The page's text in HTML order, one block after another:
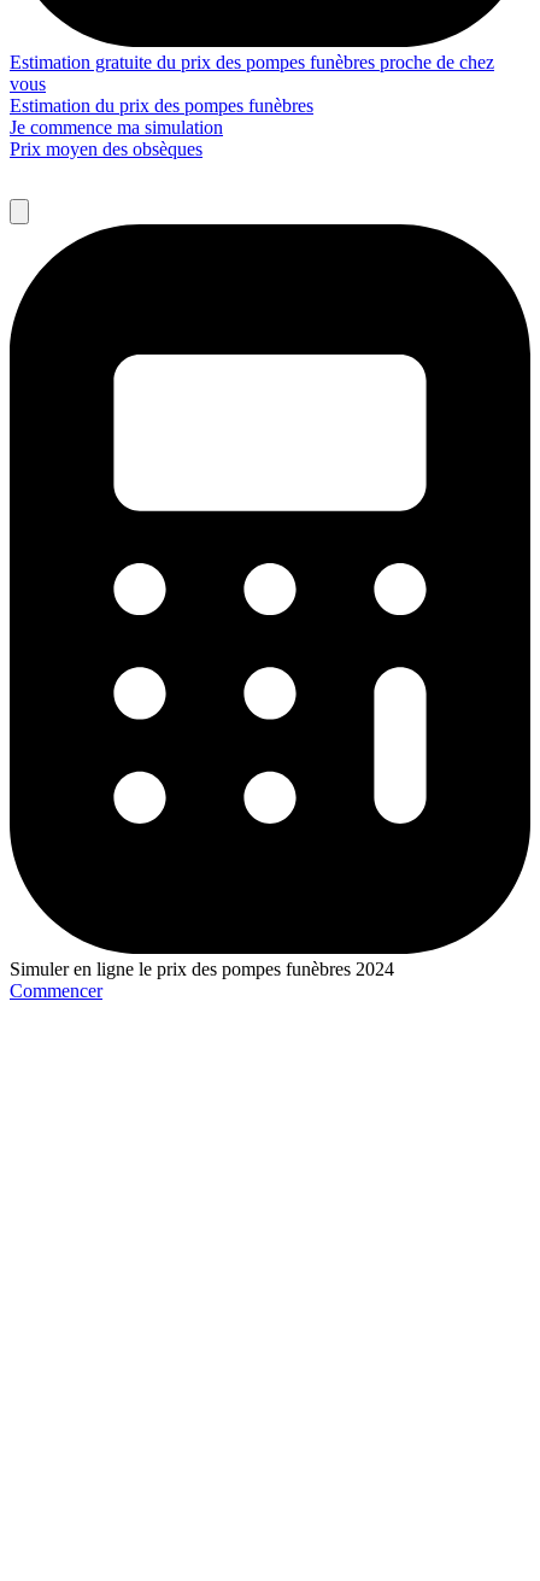
Estimation gratuite du prix des pompes funèbres proche de chez
vous
Estimation du prix des pompes funèbres
Je commence ma simulation
Prix moyen des obsèques
Simuler en ligne le prix des pompes funèbres 2024
Commencer